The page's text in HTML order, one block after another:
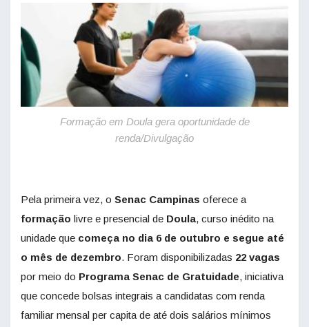
Formação em Doula gera oportunidade de
renda/Divulgação
Pela primeira vez, o Senac Campinas oferece a
formação livre e presencial de Doula, curso inédito na
unidade que começa no dia 6 de outubro e segue até
o mês de dezembro. Foram disponibilizadas 22 vagas
por meio do Programa Senac de Gratuidade, iniciativa
que concede bolsas integrais a candidatas com renda
familiar mensal per capita de até dois salários mínimos